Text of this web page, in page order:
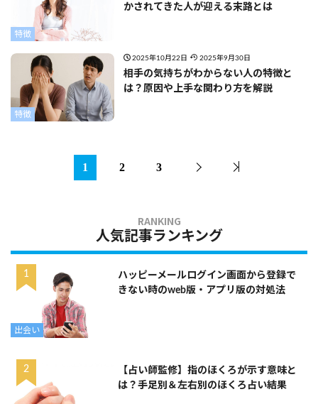
特徴
かされてきた人が迎える末路とは
特徴
2025年10月22日 2025年9月30日
相手の気持ちがわからない人の特徴と
は？原因や上手な関わり方を解説
1 2 3
人気記事ランキング
出会い
ハッピーメールログイン画面から登録で
きない時のweb版・アプリ版の対処法
【占い師監修】指のほくろが示す意味と
は？手足別＆左右別のほくろ占い結果